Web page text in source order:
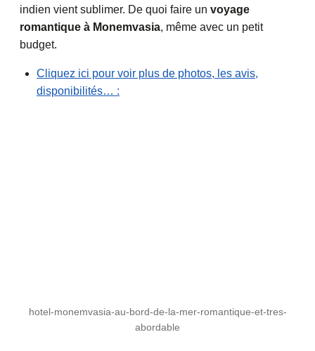
indien vient sublimer. De quoi faire un voyage
romantique à Monemvasia, même avec un petit
budget.
Cliquez ici pour voir plus de photos, les avis,
disponibilités… :
hotel-monemvasia-au-bord-de-la-mer-romantique-et-tres-
abordable